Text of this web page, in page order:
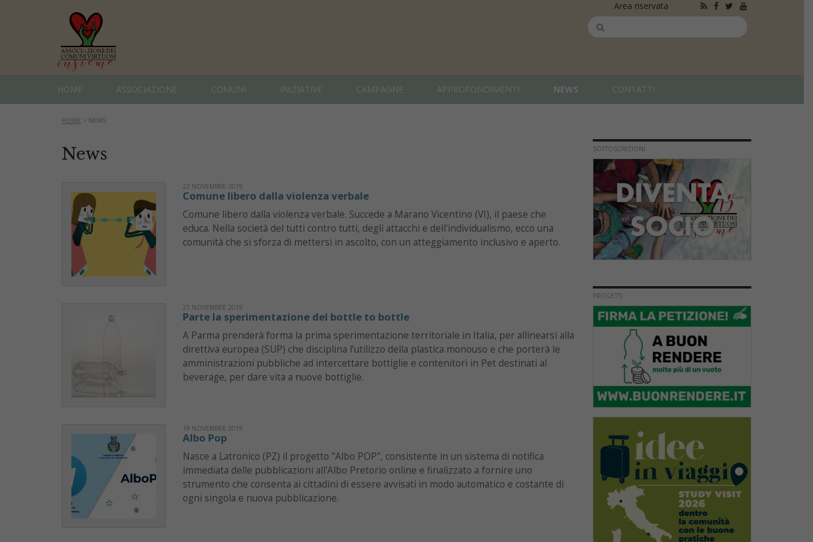
Area riservata
HOME ASSOCIAZIONE COMUNI INIZIATIVE CAMPAGNE APPROFONDIMENTI NEWS CONTATTI
HOME > NEWS
News
22 NOVEMBRE 2019
Comune libero dalla violenza verbale
Comune libero dalla violenza verbale. Succede a Marano Vicentino (VI), il paese che
educa. Nella società del tutti contro tutti, degli attacchi e dell'individualismo, ecco una
comunità che si sforza di mettersi in ascolto, con un atteggiamento inclusivo e aperto.
21 NOVEMBRE 2019
Parte la sperimentazione del bottle to bottle
A Parma prenderà forma la prima sperimentazione territoriale in Italia, per allinearsi alla
direttiva europea (SUP) che disciplina l’utilizzo della plastica monouso e che porterà le
amministrazioni pubbliche ad intercettare bottiglie e contenitori in Pet destinati al
beverage, per dare vita a nuove bottiglie.
19 NOVEMBRE 2019
Albo Pop
Nasce a Latronico (PZ) il progetto "Albo POP", consistente in un sistema di notifica
immediata delle pubblicazioni all'Albo Pretorio online e finalizzato a fornire uno
strumento che consenta ai cittadini di essere avvisati in modo automatico e costante di
ogni singola e nuova pubblicazione.
SOTTOSCRIZIONI
PROGETTI